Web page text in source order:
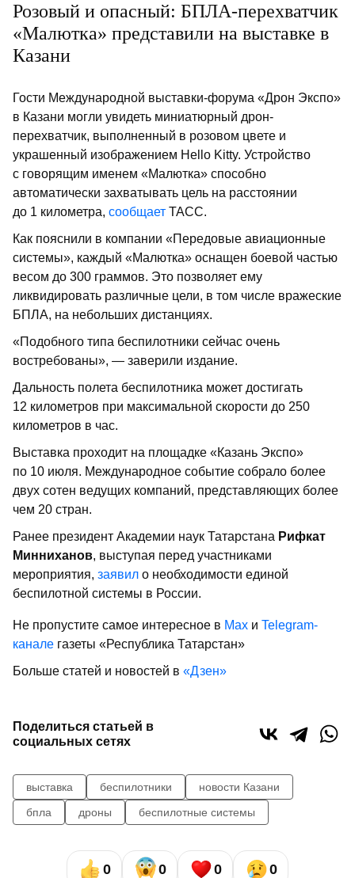
Розовый и опасный: БПЛА-перехватчик
«Малютка» представили на выставке в
Казани
Гости Международной выставки-форума «Дрон Экспо»
в Казани могли увидеть миниатюрный дрон-
перехватчик, выполненный в розовом цвете и
украшенный изображением Hello Kitty. Устройство
с говорящим именем «Малютка» способно
автоматически захватывать цель на расстоянии
до 1 километра, сообщает ТАСС.
Как пояснили в компании «Передовые авиационные
системы», каждый «Малютка» оснащен боевой частью
весом до 300 граммов. Это позволяет ему
ликвидировать различные цели, в том числе вражеские
БПЛА, на небольших дистанциях.
«Подобного типа беспилотники сейчас очень
востребованы», — заверили издание.
Дальность полета беспилотника может достигать
12 километров при максимальной скорости до 250
километров в час.
Выставка проходит на площадке «Казань Экспо»
по 10 июля. Международное событие собрало более
двух сотен ведущих компаний, представляющих более
чем 20 стран.
Ранее президент Академии наук Татарстана Рифкат
Минниханов, выступая перед участниками
мероприятия, заявил о необходимости единой
беспилотной системы в России.
Не пропустите самое интересное в Max и Telegram-
канале газеты «Республика Татарстан»
Больше статей и новостей в «Дзен»
Поделиться статьей в
социальных сетях
выставка беспилотники
новости Казани
бпла
дроны беспилотные системы
0 0 0 0